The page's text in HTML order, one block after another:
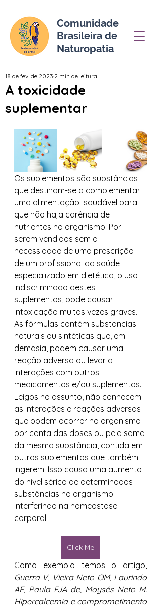
Comunidade
Brasileira de
Naturopatia
A toxicidade
suplementar
18 de fev. de 2023 2 min de leitura
Os suplementos são substâncias
que destinam-se a complementar
uma alimentação  saudável para
que não haja carência de
nutrientes no organismo. Por
serem vendidos sem a
necessidade de uma prescrição
de um profissional da saúde
especializado em dietética, o uso
indiscriminado destes
suplementos, pode causar
intoxicação muitas vezes graves.
As fórmulas contém substancias
naturais ou sintéticas que, em
demasia, podem causar uma
reação adversa ou levar a
interações com outros
medicamentos e/ou suplementos.
Leigos no assunto, não conhecem
as interações e reações adversas
que podem ocorrer no organismo
por conta das doses ou pela soma
da mesma substância, contida em
outros suplementos que também
ingerem. Isso causa uma aumento
do nível sérico de determinadas
substâncias no organismo
interferindo na homeostase
corporal.
Click Me
Guerra V, Vieira Neto OM, Laurindo
AF, Paula FJA de, Moysés Neto M.
Hipercalcemia e comprometimento